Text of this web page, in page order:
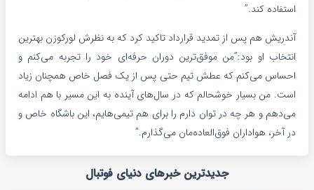
استفاده کند.”
آندریش هم پس از تمدید قرارداد تاکید کرد که به نظرش لورکوزن بهترین
انتخاب او بود:”من موفق‌ترین دوران حرفه‌ای خود را تجربه می‌کنم و
احساس می‌کنم که عطش تیم حتی پس از یک فصل خاص همچنان زیاد
است. من بسیار خوشحالم که در سال‌های آینده به این مسیر با هم ادامه
می‌دهم و هر چه در توان دارم را برای هم تیمی‌هایم، این باشگاه خاص و
در آخر، هواداران فوق‌العاده‌مان می‌‌گذارم.”
جدیدترین خبرهای دنیای فوتبال